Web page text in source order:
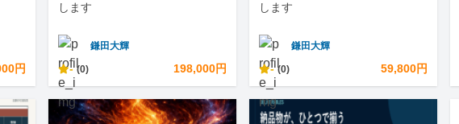
円
します
鎌田大輝
- (0) 198,000円
します
鎌田大輝
- (0) 59,800円